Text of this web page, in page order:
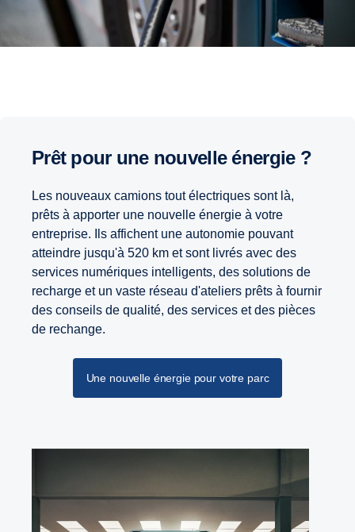
Prêt pour une nouvelle énergie ?
Les nouveaux camions tout électriques sont là,
prêts à apporter une nouvelle énergie à votre
entreprise. Ils affichent une autonomie pouvant
atteindre jusqu'à 520 km et sont livrés avec des
services numériques intelligents, des solutions de
recharge et un vaste réseau d'ateliers prêts à fournir
des conseils de qualité, des services et des pièces
de rechange.
Une nouvelle énergie pour votre parc